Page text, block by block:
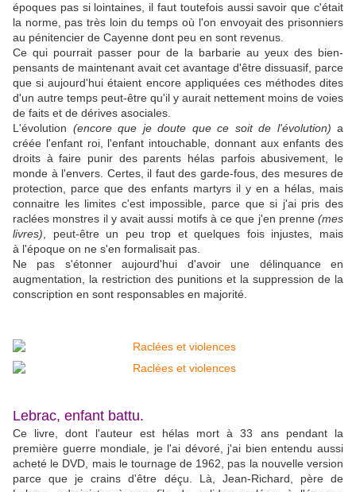
époques pas si lointaines, il faut toutefois aussi savoir que c'était
la norme, pas très loin du temps où l'on envoyait des prisonniers
au pénitencier de Cayenne dont peu en sont revenus.
Ce qui pourrait passer pour de la barbarie au yeux des bien-
pensants de maintenant avait cet avantage d'être dissuasif, parce
que si aujourd'hui étaient encore appliquées ces méthodes dites
d'un autre temps peut-être qu'il y aurait nettement moins de voies
de faits et de dérives asociales.
L'évolution (encore que je doute que ce soit de l'évolution) a
créée l'enfant roi, l'enfant intouchable, donnant aux enfants des
droits à faire punir des parents hélas parfois abusivement, le
monde à l'envers. Certes, il faut des garde-fous, des mesures de
protection, parce que des enfants martyrs il y en a hélas, mais
connaitre les limites c'est impossible, parce que si j'ai pris des
raclées monstres il y avait aussi motifs à ce que j'en prenne (mes
livres) , peut-être un peu trop et quelques fois injustes, mais
à l'époque on ne s'en formalisait pas.
Ne pas s'étonner aujourd'hui d'avoir une délinquance en
augmentation, la restriction des punitions et la suppression de la
conscription en sont responsables en majorité.
Lebrac, enfant battu.
Ce livre, dont l'auteur est hélas mort à 33 ans pendant la
première guerre mondiale, je l'ai dévoré, j'ai bien entendu aussi
acheté le DVD, mais le tournage de 1962, pas la nouvelle version
parce que je crains d'être déçu. Là, Jean-Richard, père de